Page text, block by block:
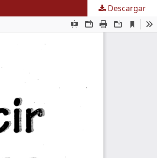
Descargar